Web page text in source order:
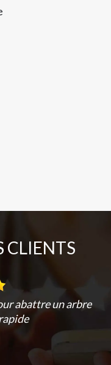
CLIENTS
abattre un arbre